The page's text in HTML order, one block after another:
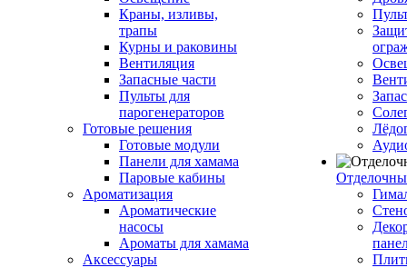
Краны, изливы,
трапы
Курны и раковины
Вентиляция
Запасные части
Пульты для
парогенераторов
Готовые решения
Готовые модули
Панели для хамама
Паровые кабины
Ароматизация
Ароматические
насосы
Ароматы для хамама
Аксессуары